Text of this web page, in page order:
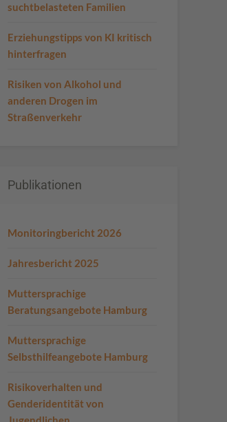
suchtbelasteten Familien
Erziehungstipps von KI kritisch
hinterfragen
Risiken von Alkohol und
anderen Drogen im
Straßenverkehr
Publikationen
Monitoringbericht 2026
Jahresbericht 2025
Muttersprachige
Beratungsangebote Hamburg
Muttersprachige
Selbsthilfeangebote Hamburg
Risikoverhalten und
Genderidentität von